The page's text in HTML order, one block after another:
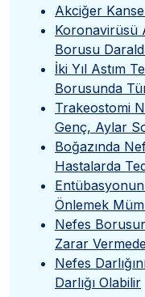
Akciğer
Koronavirüsü
Borusu
İki Yıl Astım
Borusunda
Trakeostomi
Genç, Aylar
Boğazında
Hastalarda
Entübasyonun
Önlemek
Nefes
Zarar
Nefes
Darlığı Olabilir